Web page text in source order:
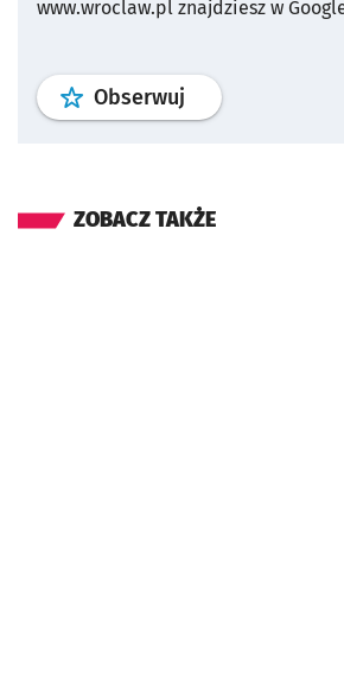
www.wroclaw.pl znajdziesz w
Obserwuj profil
ZOBACZ TAKŻE